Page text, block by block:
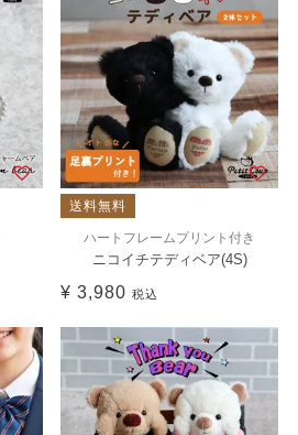
送料無料
ハートフレームプリント付き
ニコイチテディベア(4S)
¥ 3,980 税込